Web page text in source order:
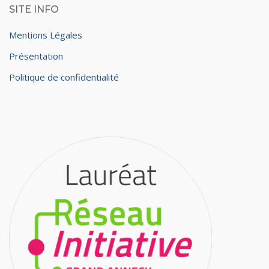
SITE INFO
Mentions Légales
Présentation
Politique de confidentialité